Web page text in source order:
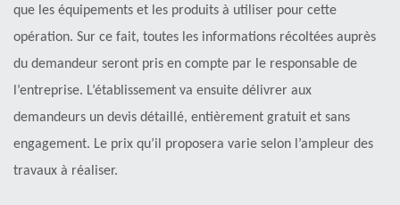
que les équipements et les produits à utiliser pour cette
opération. Sur ce fait, toutes les informations récoltées auprès
du demandeur seront pris en compte par le responsable de
l’entreprise. L’établissement va ensuite délivrer aux
demandeurs un devis détaillé, entièrement gratuit et sans
engagement. Le prix qu’il proposera varie selon l’ampleur des
travaux à réaliser.